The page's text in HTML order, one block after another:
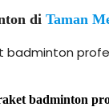
di Taman
badminton
badminton